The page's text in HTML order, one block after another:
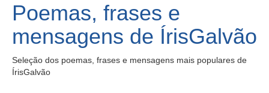
Poemas, frases e
mensagens de ÍrisGalvão
Seleção dos poemas, frases e mensagens mais populares de
ÍrisGalvão